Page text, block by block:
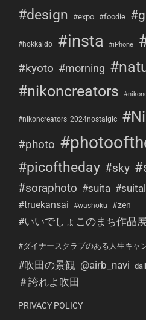
#design #expo #foodie
#hokkaido #insta #iPhone
#kyoto #morning
#nikoncreators
#nikoncreators_2024nostalgic
#photo
#picoftheday #sky
#soraphoto #suita
#truekansai #washoku #zen
#いいでしょこのまち作品展
#ダイナースクラブのある人生キャ
#吹田の景観 @airb_navi
＃誇れよ吹田
PRIVACY POLICY